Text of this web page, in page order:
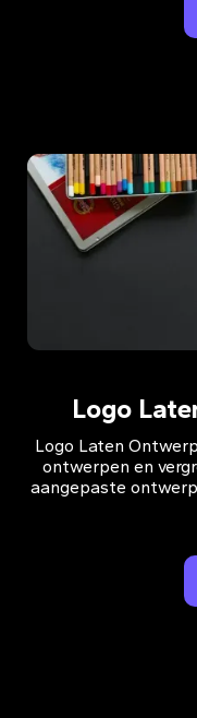
Logo
Logo Laten
ontwerpen en
aangepaste